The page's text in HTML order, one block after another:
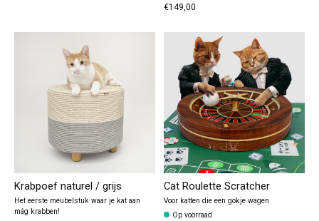
€149,00
Krabpoef naturel / grijs
Het eerste meubelstuk waar je kat aan
mág krabben!
Cat Roulette Scratcher
Voor katten die een gokje wagen
Op voorraad